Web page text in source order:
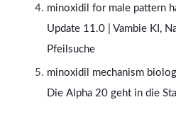
minoxidil for male pattern
Update 11.0 | Vambie KI,
Pfeilsuche
minoxidil mechanism
Die Alpha 20 geht in die